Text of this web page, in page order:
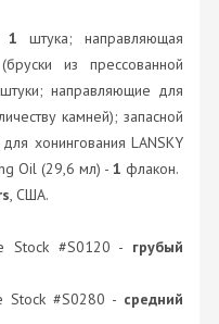
1 штука; направляющая
из прессованной
штуки; направляющие для
камней); запасной
хонингования LANSKY
Oil (29,6 мл) - 1 флакон.
, США.
Stock #S0120 - грубый
Stock #S0280 - средний